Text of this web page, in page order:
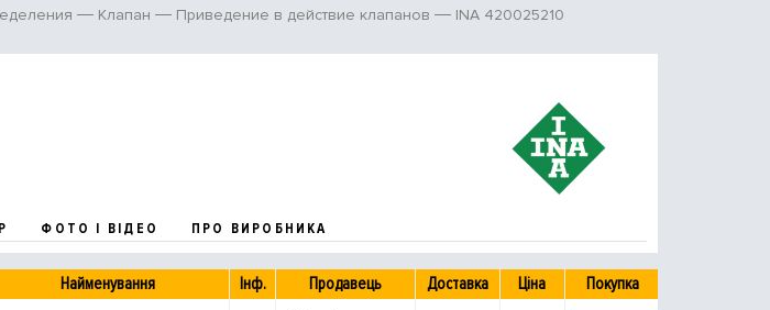
Клапан Приведение в действие клапанов INA 420025210
ФОТО І ВІДЕО ПРО ВИРОБНИКА
Найменування Інф. Продавець Доставка Ціна Покупка